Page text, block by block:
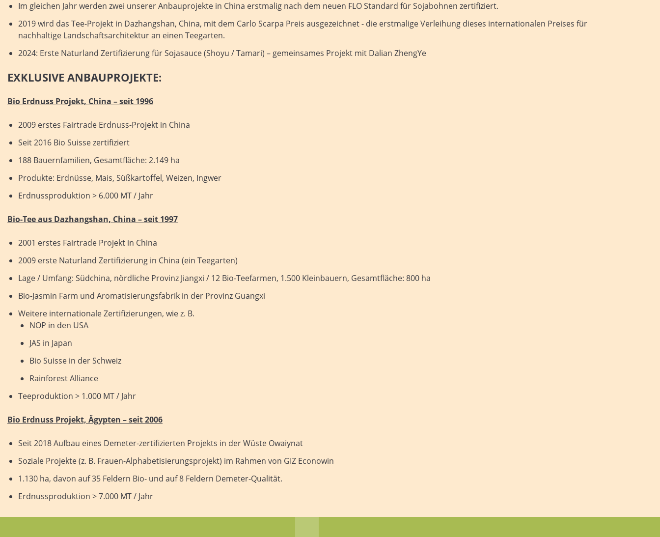
Im gleichen Jahr werden zwei unserer Anbauprojekte in China erstmalig nach dem neuen FLO Standard für Sojabohnen zertifiziert.
2019 wird das Tee-Projekt in Dazhangshan, China, mit dem Carlo Scarpa Preis ausgezeichnet - die erstmalige Verleihung dieses internationalen Preises für
nachhaltige Landschaftsarchitektur an einen Teegarten.
2024: Erste Naturland Zertifizierung für Sojasauce (Shoyu / Tamari) – gemeinsames Projekt mit Dalian ZhengYe
EXKLUSIVE ANBAUPROJEKTE:
Bio Erdnuss Projekt, China – seit 1996
2009 erstes Fairtrade Erdnuss-Projekt in China
Seit 2016 Bio Suisse zertifiziert
188 Bauernfamilien, Gesamtfläche: 2.149 ha
Produkte: Erdnüsse, Mais, Süßkartoffel, Weizen, Ingwer
Erdnussproduktion > 6.000 MT / Jahr
Bio-Tee aus Dazhangshan, China – seit 1997
2001 erstes Fairtrade Projekt in China
2009 erste Naturland Zertifizierung in China (ein Teegarten)
Lage / Umfang: Südchina, nördliche Provinz Jiangxi / 12 Bio-Teefarmen, 1.500 Kleinbauern, Gesamtfläche: 800 ha
Bio-Jasmin Farm und Aromatisierungsfabrik in der Provinz Guangxi
Weitere internationale Zertifizierungen, wie z. B.
NOP in den USA
JAS in Japan
Bio Suisse in der Schweiz
Rainforest Alliance
Teeproduktion > 1.000 MT / Jahr
Bio Erdnuss Projekt, Ägypten – seit 2006
Seit 2018 Aufbau eines Demeter-zertifizierten Projekts in der Wüste Owaiynat
Soziale Projekte (z. B. Frauen-Alphabetisierungsprojekt) im Rahmen von GIZ Econowin
1.130 ha, davon auf 35 Feldern Bio- und auf 8 Feldern Demeter-Qualität.
Erdnussproduktion > 7.000 MT / Jahr